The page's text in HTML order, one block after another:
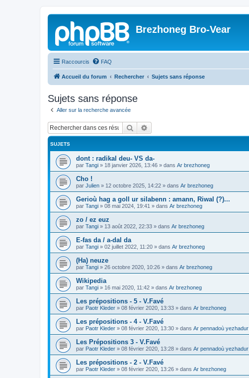
Brezhoneg Bro-Vear
Raccourcis FAQ
Accueil du forum Rechercher Sujets sans réponse
Sujets sans réponse
Aller sur la recherche avancée
Rechercher
SUJETS
dont : radikal deu- VS da-
par Tangi » 18 janvier 2026, 13:46 » dans Ar brezhoneg
Cho !
par Julien » 12 octobre 2025, 14:22 » dans Ar brezhoneg
Gerioù hag a goll ur silabenn : amann, Riwal (?)...
par Tangi » 08 mai 2024, 19:41 » dans Ar brezhoneg
zo / ez euz
par Tangi » 13 août 2022, 22:33 » dans Ar brezhoneg
E-fas da / a-dal da
par Tangi » 02 juillet 2022, 11:20 » dans Ar brezhoneg
(Ha) neuze
par Tangi » 26 octobre 2020, 10:26 » dans Ar brezhoneg
Wikipedia
par Tangi » 16 mai 2020, 11:42 » dans Ar brezhoneg
Les prépositions - 5 - V.Favé
par Paotr Kleder » 08 février 2020, 13:33 » dans Ar brezhoneg
Les prépositions - 4 - V.Favé
par Paotr Kleder » 08 février 2020, 13:30 » dans Ar pennadoù yezhadur
Les Prépositions 3 - V.Favé
par Paotr Kleder » 08 février 2020, 13:28 » dans Ar pennadoù yezhadur
Les prépositions - 2 - V.Favé
par Paotr Kleder » 08 février 2020, 13:26 » dans Ar brezhoneg